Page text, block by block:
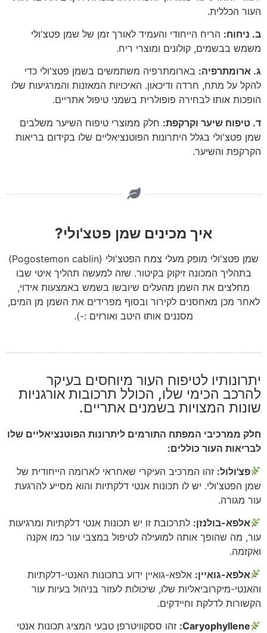
העור הכללית.
ב. ניחוח:הריח הייחודי והעמיד לאורך זמן של שמן פטצ'ולי
משמש בבשמים, קולונים ומוצרי ריח.
ג. ארומתרפיה:בארומתרפיה משתמשים בשמן פטצ'ולי כדי
להקל על מתח, חרדה ודיכאון. האיכויות המאזנות והמרגיעות שלו
הופכות אותו לבחירה פופולרית בשמני טיפול אתריים.
ד. טיפוח שיער וקרקפת:חלק ממוצרי טיפוח השיער משלבים
שמן פטצ'ולי בגלל היתרונות הפוטנציאליים שלו בקידום בריאות
הקרקפת והשיער.
איך מכינים שמן פטצ'ולי?
שמן פטצ'ולי מופק מעלי צמח הפטצ'ולי (Pogostemon cablin)
בתהליך המכונה זיקוק בקיטור. שזה למעשה תהליך איטי שבו
מחלצים את השמן מהעלים שיובשו בשמש באמצעות אידוי,
לאחר מכן מאחסנים לקירור ובסוף מפרידים את השמן מן המים,
מסננים אותו היטב ואורזים :-).
יתרונותיו לטיפוח העור מיוחסים בעיקר
להרכב הכימי שלו, הכולל תרכובות אורגניות
שונות המצויות בשמנים אתריים.
חלק ממרכיבי המפתח התורמים ליתרונות הפוטנציאליים שלו
לבריאות העור כוללים:
פצ'ולול:זהו המרכיב העיקרי שאחראי לארומה הייחודית של
שמן הפטצ'ולי. יש לו תכונות אנטי דלקתיות והוא מסייע להרגעת
עור מגורה.
אלפא-בולנזן:לתרכובת זו יש תכונות אנטי דלקתיות ומרגיעות
עור, מה שהופך אותה למועילה לטיפול במצבי עור כמו אקנה
ואקזמה.
אלפא-גואיין:אלפא-גואיין ידוע בתכונות האנטי-דלקתיות
והאנטי-מיקרוביאליות שלו, שיכולות לעזור בניהול בעיות עור
הקשורות לדלקת וחיידקים.
Caryophyllene: זהו ססקוויטרפן טבעי המציג תכונות אנטי